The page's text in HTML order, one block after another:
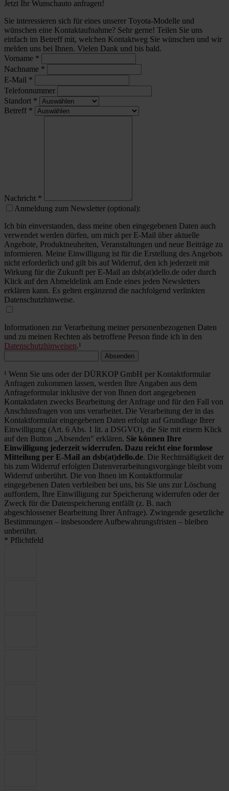
Jetzt Ihr Wunschauto anfragen!
Sie interessieren sich für eines unserer Toyota-Modelle und
wünschen eine Kontaktaufnahme? Sehr gerne! Teilen Sie uns
einfach im Betreff mit, welchen Kontaktweg Sie wünschen und wir
melden uns bei Ihnen. Vielen Dank und bis bald.
Vorname *
Nachname *
E-Mail *
Telefonnummer
Standort *
Betreff *
Nachricht *
Anmeldung zum Newsletter (optional):
Ich bin einverstanden, dass meine oben eingegebenen Daten auch
verwendet werden dürfen, um mich per E-Mail über aktuelle
Angebote, Produktneuheiten, Veranstaltungen und neue Beiträge zu
informieren. Meine Einwilligung ist für die Erstellung des Angebots
nicht erforderlich und gilt bis auf Widerruf, den ich jederzeit mit
Wirkung für die Zukunft per E-Mail an dsb(at)dello.de oder durch
Klick auf den Abmeldelink am Ende eines jeden Newsletters
erklären kann. Es gelten ergänzend die nachfolgend verlinkten
Datenschutzhinweise.
Informationen zur Verarbeitung meiner personenbezogenen Daten
und zu meinen Rechten als betroffene Person finde ich in den
Datenschutzhinweisen.¹
Absenden
¹ Wenn Sie uns oder der DÜRKOP GmbH per Kontaktformular
Anfragen zukommen lassen, werden Ihre Angaben aus dem
Anfrageformular inklusive der von Ihnen dort angegebenen
Kontaktdaten zwecks Bearbeitung der Anfrage und für den Fall von
Anschlussfragen von uns verarbeitet. Die Verarbeitung der in das
Kontaktformular eingegebenen Daten erfolgt auf Grundlage Ihrer
Einwilligung (Art. 6 Abs. 1 lit. a DSGVO), die Sie mit einem Klick
auf den Button „Absenden" erklären. Sie können Ihre
Einwilligung jederzeit widerrufen. Dazu reicht eine formlose
Mitteilung per E-Mail an dsb(at)dello.de. Die Rechtmäßigkeit der
bis zum Widerruf erfolgten Datenverarbeitungsvorgänge bleibt vom
Widerruf unberührt. Die von Ihnen im Kontaktformular
eingegebenen Daten verbleiben bei uns, bis Sie uns zur Löschung
auffordern, Ihre Einwilligung zur Speicherung widerrufen oder der
Zweck für die Datenspeicherung entfällt (z. B. nach
abgeschlossener Bearbeitung Ihrer Anfrage). Zwingende gesetzliche
Bestimmungen – insbesondere Aufbewahrungsfristen – bleiben
unberührt.
* Pflichtfeld